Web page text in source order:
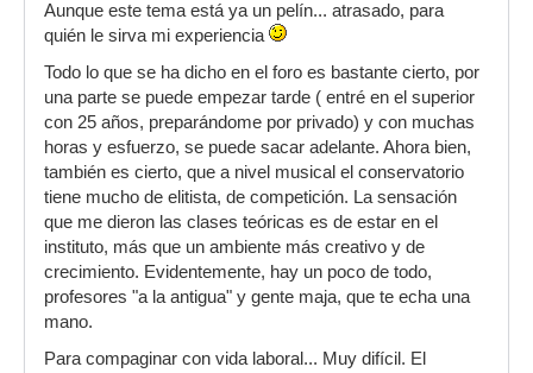
Aunque este tema está ya un pelín... atrasado, para
quién le sirva mi experiencia
Todo lo que se ha dicho en el foro es bastante cierto, por
una parte se puede empezar tarde ( entré en el superior
con 25 años, preparándome por privado) y con muchas
horas y esfuerzo, se puede sacar adelante. Ahora bien,
también es cierto, que a nivel musical el conservatorio
tiene mucho de elitista, de competición. La sensación
que me dieron las clases teóricas es de estar en el
instituto, más que un ambiente más creativo y de
crecimiento. Evidentemente, hay un poco de todo,
profesores "a la antigua" y gente maja, que te echa una
mano.
Para compaginar con vida laboral... Muy difícil. El